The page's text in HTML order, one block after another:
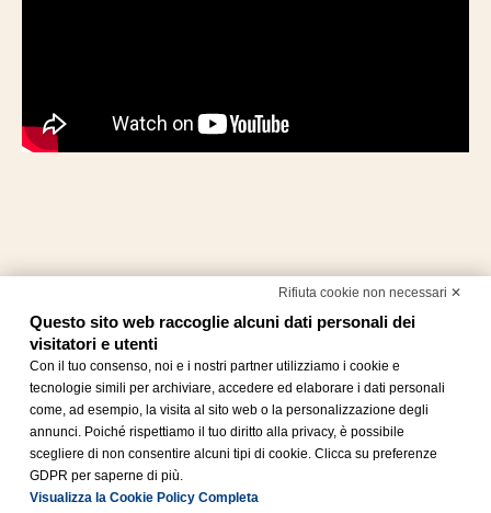
Rifiuta cookie non necessari ✕
Questo sito web raccoglie alcuni dati personali dei
visitatori e utenti
Con il tuo consenso, noi e i nostri partner utilizziamo i cookie e
tecnologie simili per archiviare, accedere ed elaborare i dati personali
come, ad esempio, la visita al sito web o la personalizzazione degli
annunci. Poiché rispettiamo il tuo diritto alla privacy, è possibile
scegliere di non consentire alcuni tipi di cookie. Clicca su preferenze
GDPR per saperne di più.
Visualizza la Cookie Policy Completa